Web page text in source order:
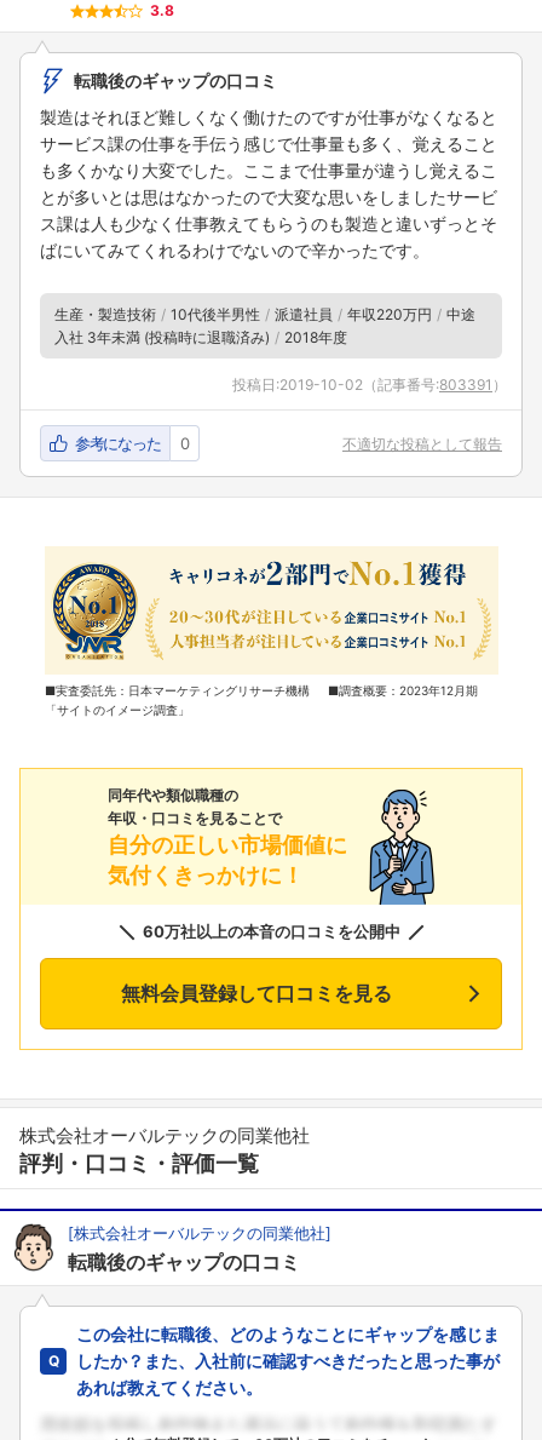
3.8
転職後のギャップの口コミ
製造はそれほど難しくなく働けたのですが仕事がなくなると
サービス課の仕事を手伝う感じで仕事量も多く、覚えること
も多くかなり大変でした。ここまで仕事量が違うし覚えるこ
とが多いとは思はなかったので大変な思いをしましたサービ
ス課は人も少なく仕事教えてもらうのも製造と違いずっとそ
ばにいてみてくれるわけでないので辛かったです。
生産・製造技術 10代後半男性 派遣社員 年収220万円
中途
入社 3年未満 (投稿時に退職済み)
2018年度
投稿日:2019-10-02 （記事番号:803391 ）
参考になった 0 不適切な投稿として報告
■実査委託先：日本マーケティングリサーチ機構 ■調査概要：2023年12月期
「サイトのイメージ調査」
同年代や類似職種の
年収・口コミを見ることで
自分の正しい市場価値に
気付くきっかけに！
60万社以上の本音の口コミを公開中
無料会員登録して口コミを見る
株式会社オーバルテックの同業他社
評判・口コミ・評価一覧
[株式会社オーバルテックの同業他社]
転職後のギャップの口コミ
この会社に転職後、どのようなことにギャップを感じま
したか？また、入社前に確認すべきだったと思った事が
あれば教えてください。